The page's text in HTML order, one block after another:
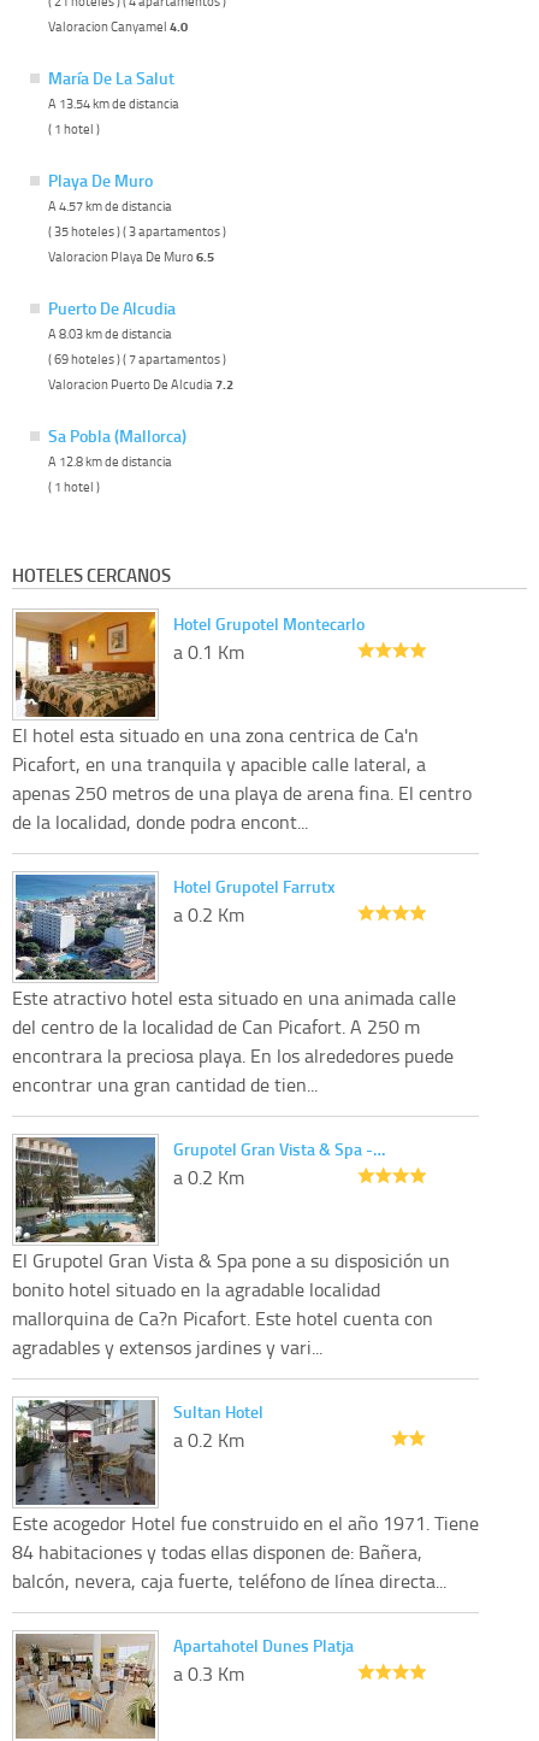
Valoracion Canyamel 4.0
María De La Salut
A 13.54 km de distancia
( 1 hotel )
Playa De Muro
A 4.57 km de distancia
( 35 hoteles ) ( 3 apartamentos )
Valoracion Playa De Muro6.5
Puerto De Alcudia
A 8.03 km de distancia
( 69 hoteles ) ( 7 apartamentos )
Valoracion Puerto De Alcudia 7.2
Sa Pobla (Mallorca)
A 12.8 km de distancia
( 1 hotel )
HOTELES CERCANOS
Hotel Grupotel Montecarlo
a 0.1 Km
El hotel esta situado en una zona centrica de Ca'n
Picafort, en una tranquila y apacible calle lateral, a
apenas 250 metros de una playa de arena fina. El centro
de la localidad, donde podra encont...
Hotel Grupotel Farrutx
a 0.2 Km
Este atractivo hotel esta situado en una animada calle
del centro de la localidad de Can Picafort. A 250 m
encontrara la preciosa playa. En los alrededores puede
encontrar una gran cantidad de tien...
Grupotel Gran Vista & Spa -…
a 0.2 Km
El Grupotel Gran Vista & Spa pone a su disposición un
bonito hotel situado en la agradable localidad
mallorquina de Ca?n Picafort. Este hotel cuenta con
agradables y extensos jardines y vari...
Sultan Hotel
a 0.2 Km
Este acogedor Hotel fue construido en el año 1971. Tiene
84 habitaciones y todas ellas disponen de: Bañera,
balcón, nevera, caja fuerte, teléfono de línea directa...
Apartahotel Dunes Platja
a 0.3 Km